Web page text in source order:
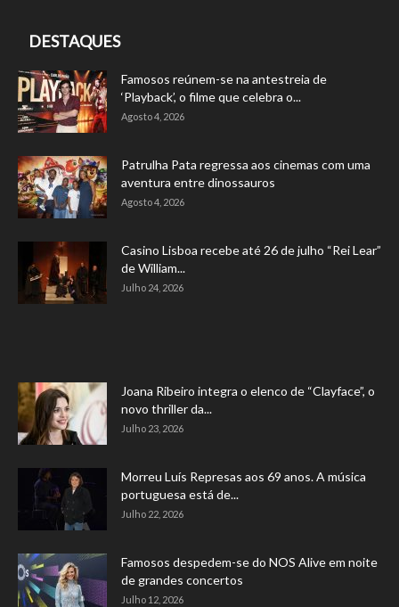
DESTAQUES
Famosos reúnem-se na antestreia de
‘Playback’, o filme que celebra o...
Agosto 4, 2026
Patrulha Pata regressa aos cinemas com uma
aventura entre dinossauros
Agosto 4, 2026
Casino Lisboa recebe até 26 de julho “Rei Lear”
de William...
Julho 24, 2026
Joana Ribeiro integra o elenco de “Clayface”, o
novo thriller da...
Julho 23, 2026
Morreu Luís Represas aos 69 anos. A música
portuguesa está de...
Julho 22, 2026
Famosos despedem-se do NOS Alive em noite
de grandes concertos
Julho 12, 2026